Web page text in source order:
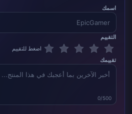
اسمك
التقييم
اضغط للتقييم
تقييمك
0/500